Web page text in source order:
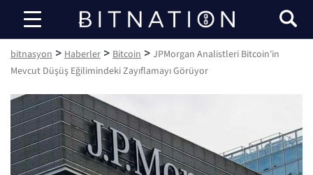
bitnasyon
bitnasyon > Haberler > Bitcoin > JPMorgan Analistleri Bitcoin'in
Mevcut Düşüş Eğilimindeki Zayıflamayı Görüyor